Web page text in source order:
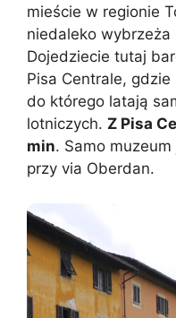
mieście w regionie
niedaleko wybrzeża
Dojedziecie tutaj
Pisa Centrale,
do którego latają
lotniczych. Z Pisa
min. Samo
przy via Oberdan.